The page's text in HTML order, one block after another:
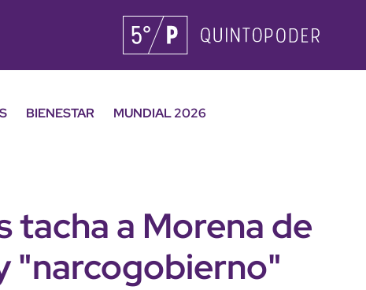
BIENESTAR
MUNDIAL 2026
tacha a Morena de
"narcogobierno"